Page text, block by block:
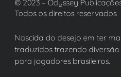
© 2023 – Odyssey
Todos os direitos reservados
Nascida do desejo em ter
traduzidos trazendo diversão
para jogadores brasileiros.